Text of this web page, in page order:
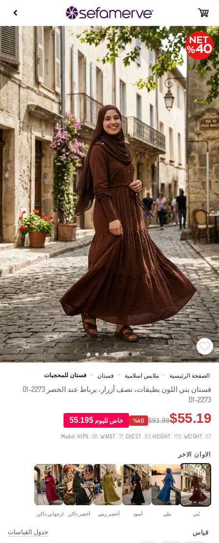
الصفحة الرئيسية > ملابس اسلامية > فستان > فستان للمحجبات
فستان بني اللون بطبقات، نصف أزرار، برباط عند الخصر 2273-01
2273-01
$55.19
$91.99
%40 خاص لليوم $55.19
Model: HIPS: 98,WAIST : 71, CHEST : 85, HEIGHT : 170, WEIGHT : 57
الاوان الاخر
بُني نيلي أسود أخضر زيتي أخضر داكن ارجواني داكن
قياس جدول القياسات